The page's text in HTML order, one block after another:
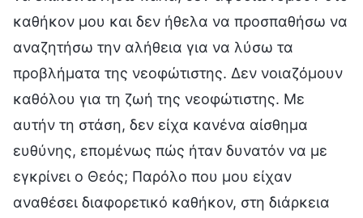
καθήκον μου και δεν ήθελα να προσπαθήσω να
αναζητήσω την αλήθεια για να λύσω τα
προβλήματα της νεοφώτιστης. Δεν νοιαζόμουν
καθόλου για τη ζωή της νεοφώτιστης. Με
αυτήν τη στάση, δεν είχα κανένα αίσθημα
ευθύνης, επομένως πώς ήταν δυνατόν να με
εγκρίνει ο Θεός; Παρόλο που μου είχαν
αναθέσει διαφορετικό καθήκον, στη διάρκεια